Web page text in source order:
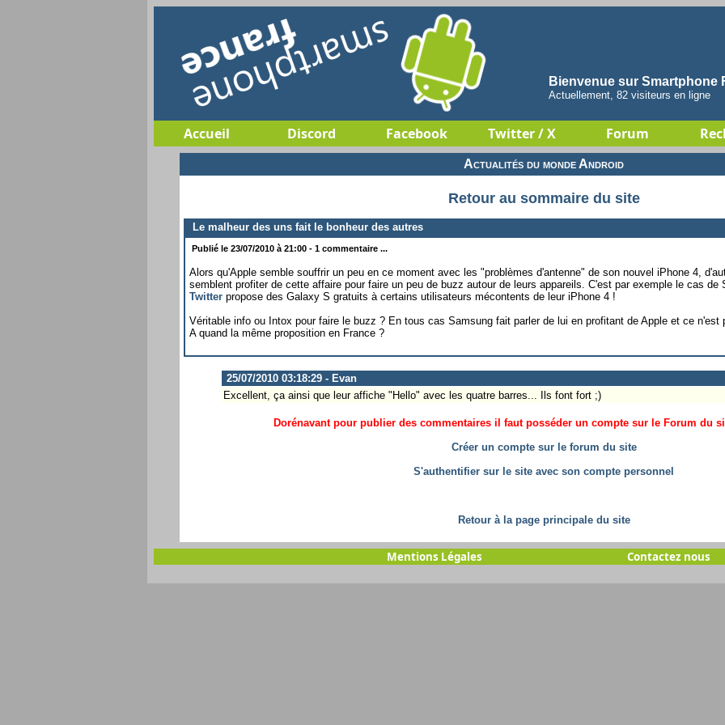
Bienvenue sur Smartphone
Actuellement, 82 visiteurs en ligne
Accueil Discord Facebook Twitter / X Forum
Actualités du monde Android
Retour au sommaire du site
Le malheur des uns fait le bonheur des autres
Publié le 23/07/2010 à 21:00 - 1 commentaire ...
Alors qu'Apple semble souffrir un peu en ce moment avec les "problèmes d'antenne" de son nouvel iPhone 4,
semblent profiter de cette affaire pour faire un peu de buzz autour de leurs appareils. C'est par exemple le cas de
Twitter propose des Galaxy S gratuits à certains utilisateurs mécontents de leur iPhone 4 !
Véritable info ou Intox pour faire le buzz ? En tous cas Samsung fait parler de lui en profitant de Apple et ce n'est
A quand la même proposition en France ?
25/07/2010 03:18:29 - Evan
Excellent, ça ainsi que leur affiche "Hello" avec les quatre barres... Ils font fort ;)
Dorénavant pour publier des commentaires il faut posséder un compte sur le Forum du
Créer un compte sur le forum du site
S'authentifier sur le site avec son compte personnel
Retour à la page principale du site
Mentions Légales Contactez nous